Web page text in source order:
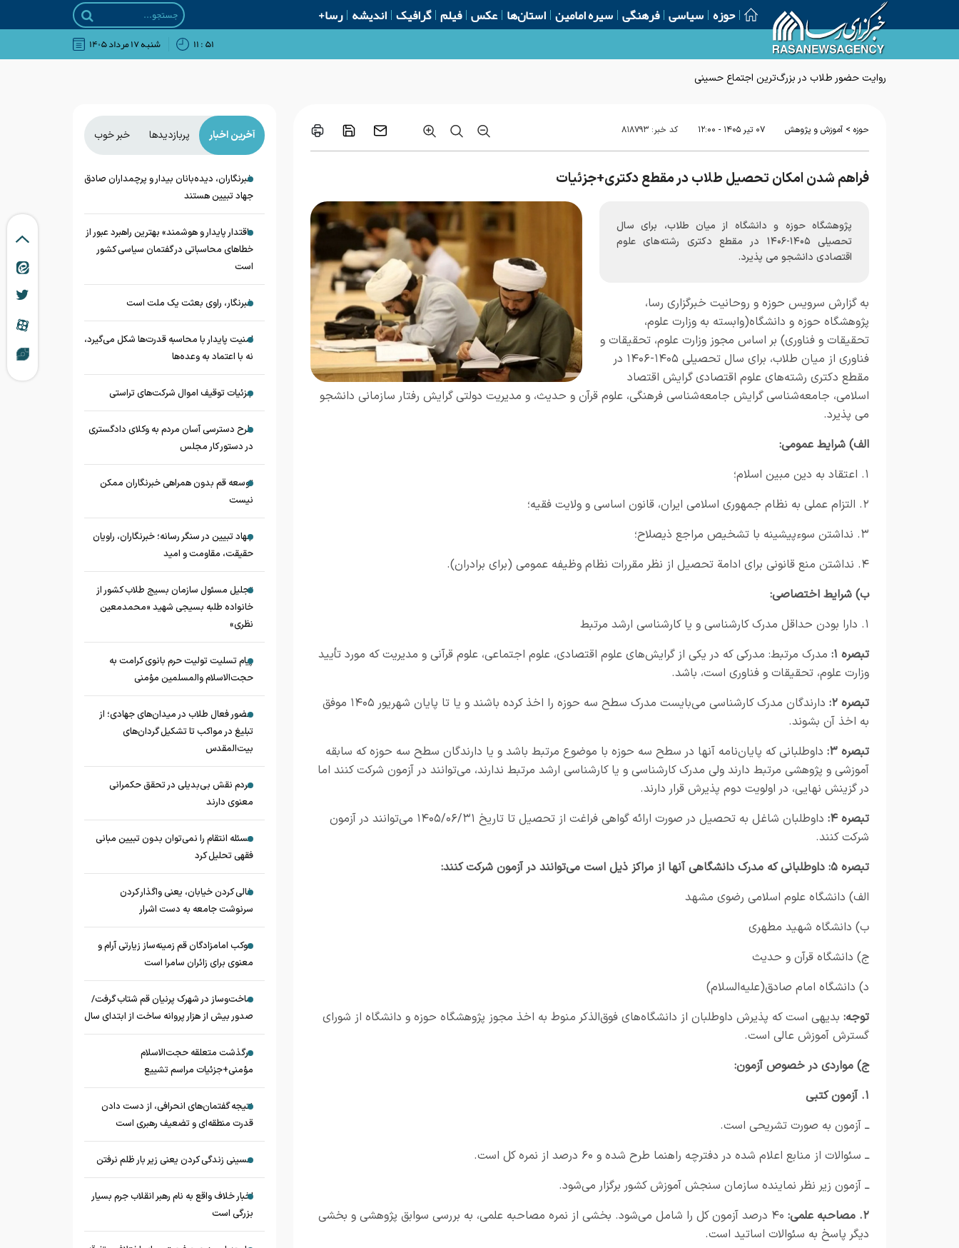
حوزه سیاسی فرهنگی سیره امامین استان‌ها عکس فیلم گرافیک اندیشه رسا+
۵۱ : ۱۱ شنبه ۱۷ مرداد ۱۴۰۵
روایت حضور طلاب در بزرگ‌ترین اجتماع حسینی
حوزه > آموزش و پژوهش ۰۷ تير ۱۴۰۵ - ۱۲:۰۰ کد خبر: ۸۱۸۷۹۳
فراهم شدن امکان تحصیل طلاب در مقطع دکتری+جزئیات
پژوهشگاه حوزه و دانشگاه از میان طلاب، برای سال
تحصیلی ۱۴۰۵-۱۴۰۶ در مقطع دکتری رشته‌های علوم
اقتصادی دانشجو می پذیرد.
به گزارش سرویس حوزه و روحانیت خبرگزاری رسا،
پژوهشگاه حوزه و دانشگاه(وابسته به وزارت علوم،
تحقیقات و فناوری) بر اساس مجوز وزارت علوم، تحقیقات و
فناوری از میان طلاب، برای سال تحصیلی ۱۴۰۵-۱۴۰۶ در
مقطع دکتری رشته‌های علوم اقتصادی گرایش اقتصاد
اسلامی، جامعه‌شناسی گرایش جامعه‌شناسی فرهنگی، علوم قرآن و حدیث، و مدیریت دولتی گرایش رفتار سازمانی دانشجو
می پذیرد.
الف) شرایط عمومی:
۱. اعتقاد به دین مبین اسلام؛
۲. التزام عملی به نظام جمهوری اسلامی ایران، قانون اساسی و ولایت فقیه؛
۳. نداشتن سوءپیشینه با تشخیص مراجع ذیصلاح؛
۴. نداشتن منع قانونی برای ادامة تحصیل از نظر مقررات نظام وظیفه عمومی (برای برادران).
ب) شرایط اختصاصی:
۱. دارا بودن حداقل مدرک‌ کارشناسی و یا کارشناسی ارشد مرتبط
تبصره ۱:
مدرک مرتبط: مدرکی که در یکی از گرایش‌های علوم اقتصادی، علوم اجتماعی، علوم قرآنی و مدیریت که مورد تأیید
وزارت علوم، تحقیقات و فناوری است، باشد.
تبصره ۲:
دارندگان مدرک کارشناسی می‌بایست مدرک سطح سه حوزه را اخذ کرده باشند و یا تا پایان شهریور ۱۴۰۵ موفق
به اخذ آن بشوند.
تبصره ۳:
داوطلبانی که پایان‌نامه آنها در سطح سه حوزه با موضوع مرتبط باشد و یا دارندگان سطح سه حوزه که سابقه
آموزشی و پژوهشی مرتبط دارند ولی مدرک کارشناسی و یا کارشناسی ارشد مرتبط ندارند، می‌توانند در آزمون شرکت کنند اما
در گزینش نهایی، در اولویت دوم پذیرش قرار دارند.
تبصره ۴:
داوطلبان شاغل به تحصیل در صورت ارائه گواهی فراغت از تحصیل تا تاریخ ۱۴۰۵/۰۶/۳۱ می‌توانند در آزمون
شرکت کنند.
تبصره ۵:
داوطلبانی که مدرک دانشگاهی آنها از مراکز ذیل است می‌توانند در آزمون شرکت کنند:
اﻟﻒ) دانشگاه علوم اسلامی رضوی مشهد
ب) دانشگاه شهید ﻣﻄﻬﺮی
ج) دانشگاه قرآن و حدیث
د) دانشگاه امام صادق(علیه‌السلام)
توجه: بدیهی است که پذیرش داوطلبان از دانشگاه‌های فوق‌الذکر منوط به اخذ مجوز پژوهشگاه حوزه و دانشگاه از شورای
گسترش آموزش عالی است.
ج) مواردی در خصوص آزمون:
۱. آزمون کتبی
ــ آزمون به صورت تشریحی است.
ــ سئوالات از منابع اعلام شده در دفترچه راهنما طرح شده و ۶۰ درصد از نمره کل است.
ــ آزمون زیر نظر نماینده سازمان سنجش آموزش کشور برگزار می‌شود.
۲. مصاحبه علمی:
۴۰ درصد آزمون کل را شامل می‌شود. بخشی از نمره مصاحبه علمی، به بررسی سوابق پژوهشی و بخشی
دیگر پاسخ به سئوالات اساتید است.
آخرین اخبار پربازدیدها خبر خوب
خبرنگاران، دیده‌بانان بیدار و پرچمداران صادق
جهاد تبیین هستند
«اقتدار پایدار و هوشمند» بهترین راهبرد عبور از
خطاهای محاسباتی در گفتمان سیاسی کشور
است
خبرنگار، راوی بعثت یک ملت است
امنیت پایدار با محاسبه قدرت‌ها شکل می‌گیرد،
نه با اعتماد به وعده‌ها
جزئیات توقیف اموال شرکت‌های تراستی
طرح دسترسی آسان مردم به وکلای دادگستری
در دستور کار مجلس
توسعه قم بدون همراهی خبرنگاران ممکن
نیست
جهاد تبیین در سنگر رسانه؛ خبرنگاران، راویان
حقیقت، مقاومت و امید
تجلیل مسئول سازمان بسیج طلاب کشور از
خانواده طلبه بسیجی شهید «محمدمعین
نظری»
پیام تسلیت تولیت حرم بانوی کرامت به
حجت‌الاسلام‌ و‌المسلمین مؤمنی
حضور فعال طلاب در میدان‌های جهادی؛ از
تبلیغ در مواکب تا تشکیل گردان‌های
بیت‌المقدس
مردم نقش بی‌بدیلی در تحقق حکمرانی
معنوی دارند
مسئله انتقام را نمی‌توان بدون تبیین مبانی
فقهی تحلیل کرد
خالی کردن خیابان، یعنی واگذار کردن
سرنوشت جامعه به دست اشرار
موکب امامزادگان قم زمینه‌ساز زیارتی آرام و
معنوی برای زائران سامرا است
ساخت‌وساز در شهرک پرنیان قم شتاب گرفت/
صدور بیش از هزار پروانه ساخت از ابتدای سال
درگذشت متعلقه حجت‌الاسلام
مؤمنی+جزئیات مراسم تشییع
نتیجه گفتمان‌های انحرافی، از دست دادن
قدرت منطقه‌ای و تضعیف رهبری است
حسینی زندگی کردن یعنی زیر بار ظلم نرفتن
اخبار خلاف واقع به نام رهبر انقلاب جرم بسیار
بزرگی است